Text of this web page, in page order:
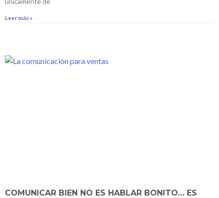
Leer más »
COMUNICAR BIEN NO ES HABLAR BONITO… ES